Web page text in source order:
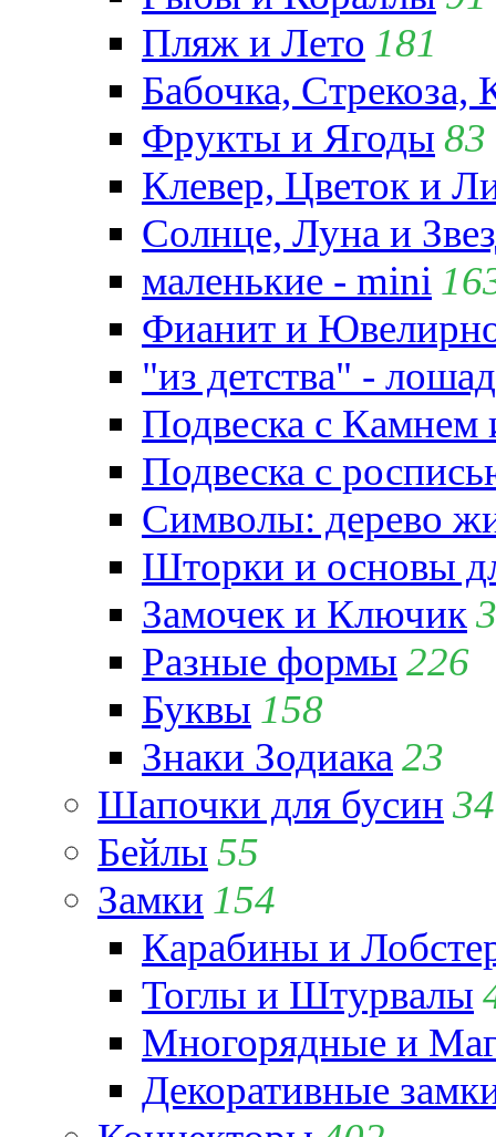
Пляж и Лето 181
Бабочка,
Фрукты и Ягоды 83
Клевер, Цветок и
Солнце, Луна и
маленькие - mini
Фианит и
"из детства" -
Подвеска с
Подвеска с
Символы: дерево
Шторки и основы
Замочек и Ключик
Разные формы 226
Буквы 158
Знаки Зодиака 23
Шапочки для бусин 34
Бейлы 55
Замки 154
Карабины и
Тоглы и Штурвалы
Многорядные и
Декоративные